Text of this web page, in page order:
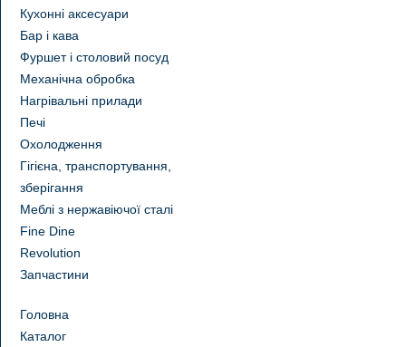
Кухонні аксесуари
Бар і кава
Фуршет і столовий посуд
Механічна обробка
Нагрівальні прилади
Печі
Охолодження
Гігієна, транспортування,
зберігання
Меблі з нержавіючої сталі
Fine Dine
Revolution
Запчастини
Головна
Каталог